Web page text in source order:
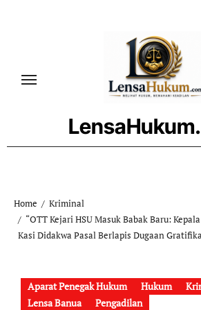
Home
Kriminal
“OTT Kejari HSU Masuk Babak Baru:
Kasi Didakwa Pasal Berlapis Dugaan
Aparat Penegak Hukum Hukum
Lensa Banua
Pengadilan